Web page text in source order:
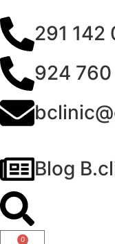
291 142
924
Blog
0